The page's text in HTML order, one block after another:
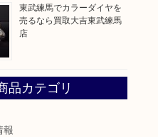
東武練馬でカラーダイヤを
売るなら買取大吉東武練馬
店
品カテゴリ
報